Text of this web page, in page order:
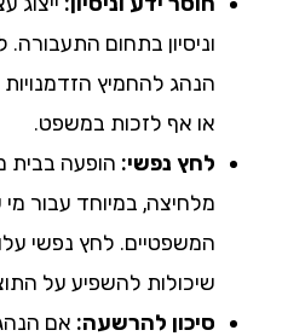
וניסיון בתחום התעבורה. ללא
הנהג להחמיץ הזדמנויות
או אף לזכות במשפט.
לחץ נפשי:הופעה בבית משפט
מלחיצה, במיוחד עבור מי
המשפטיים. לחץ נפשי עלול
שיכולות להשפיע על
סיכון להרשעה:אם הנהג